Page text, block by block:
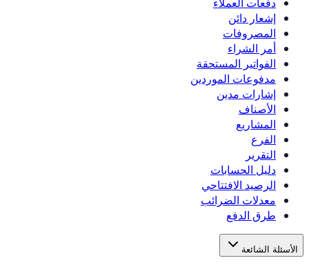
إشعار دائن
المصروفات
أمر الشراء
الفواتير المستحقة
مدفوعات الموردين
إشارات مدين
الأصناف
المشاريع
الفرع
التقرير
دليل الحسابات
الرصيد الافتتاحي
معدلات الضرائب
طرق الدفع
الأسئلة الشائعة